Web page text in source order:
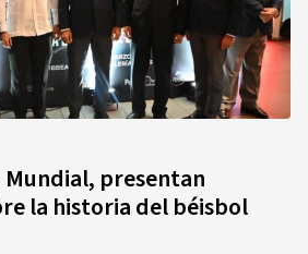
Mundial, presentan
la historia del béisbol